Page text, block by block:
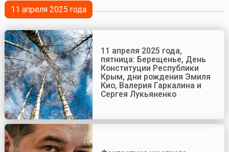
11 апреля 2025 года
11 апреля 2025 года,
пятница: Берещенье, День
Конституции Республики
Крым, дни рождения Эмиля
Кио, Валерия Гаркалина и
Сергея Лукьяненко